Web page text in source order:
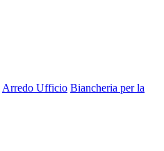
Arredo Ufficio Biancheria per la